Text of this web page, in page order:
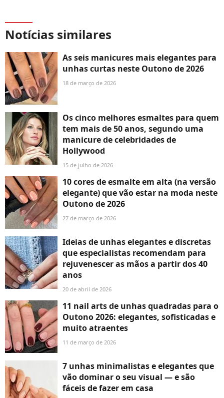
Notícias similares
As seis manicures mais elegantes para
unhas curtas neste Outono de 2026
18 de março de 2026
Os cinco melhores esmaltes para quem
tem mais de 50 anos, segundo uma
manicure de celebridades de
Hollywood
15 de julho de 2026
10 cores de esmalte em alta (na versão
elegante) que vão estar na moda neste
Outono de 2026
27 de março de 2026
Ideias de unhas elegantes e discretas
que especialistas recomendam para
rejuvenescer as mãos a partir dos 40
anos
20 de abril de 2026
11 nail arts de unhas quadradas para o
Outono 2026: elegantes, sofisticadas e
muito atraentes
11 de março de 2026
7 unhas minimalistas e elegantes que
vão dominar o seu visual — e são
fáceis de fazer em casa